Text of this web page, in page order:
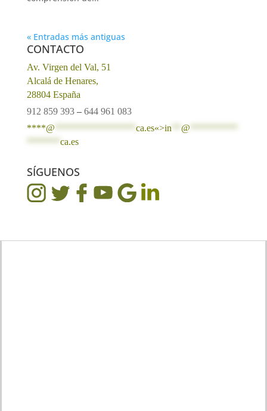
« Entradas más antiguas
CONTACTO
Av. Virgen del Val, 51
Alcalá de Henares,
28804 España
912 859 393– 644 961 083
****@
ca.es«>in @
ca.es
SÍGUENOS